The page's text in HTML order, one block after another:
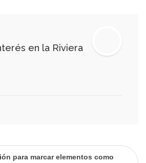
en la Riviera
para marcar elementos como